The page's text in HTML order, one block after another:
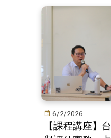
6/2/2026
【課程講座】